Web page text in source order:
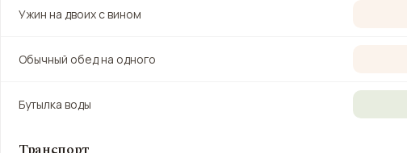
Ужин на двоих с вином
Обычный обед на одного
Бутылка воды